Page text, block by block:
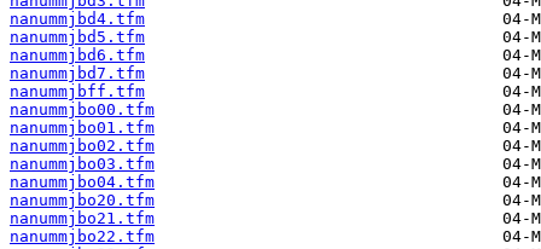
nanummjbd4.tfm
nanummjbd5.tfm
nanummjbd6.tfm
nanummjbd7.tfm
nanummjbff.tfm
nanummjbo00.tfm
nanummjbo01.tfm
nanummjbo02.tfm
nanummjbo03.tfm
nanummjbo04.tfm
nanummjbo20.tfm
nanummjbo21.tfm
nanummjbo22.tfm